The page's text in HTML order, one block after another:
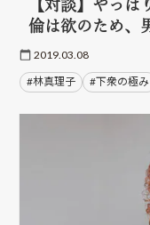
【対談】やっ
倫は欲のため、
2019.03.08
#林真理子 #下衆の極み